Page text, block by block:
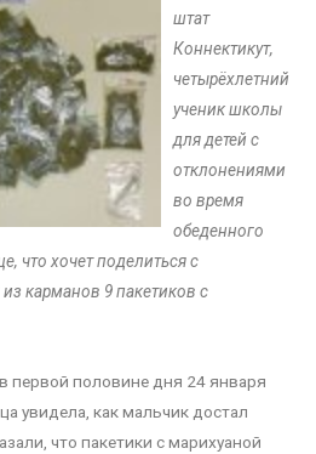
штат
Коннектикут,
четырёхлетний
ученик школы
для детей с
отклонениями
во время
обеденного
что хочет поделиться с
карманов 9 пакетиков с
первой половине дня 24 января
увидела, как мальчик достал
что пакетики с марихуаной